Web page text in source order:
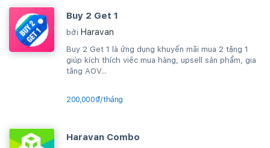
Buy 2 Get 1
bởi Haravan
Buy 2 Get 1 là ứng dụng khuyến mãi mua 2 tặng 1
giúp kích thích việc mua hàng, upsell sản phẩm, gia
tăng AOV...
200,000₫/tháng
Haravan Combo